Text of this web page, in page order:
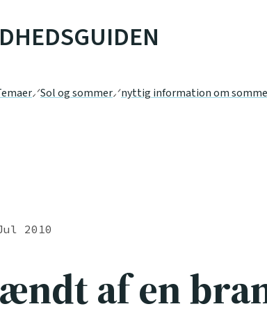
Sol og sommer nyttig information om
2010
af en